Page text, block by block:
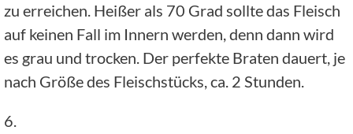
zu erreichen. Heißer als 70 Grad sollte das Fleisch
auf keinen Fall im Innern werden, denn dann wird
es grau und trocken. Der perfekte Braten dauert, je
nach Größe des Fleischstücks, ca. 2 Stunden.
6.